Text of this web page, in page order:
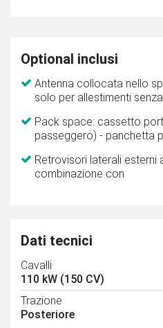
Optional inclusi
Antenna collocata nello
solo per allestimenti senza
Pack space: cassetto
passeggero) - panchetta
Retrovisori laterali esterni
combinazione con
Dati tecnici
Cavalli
110 kW (150 CV)
Trazione
Posteriore